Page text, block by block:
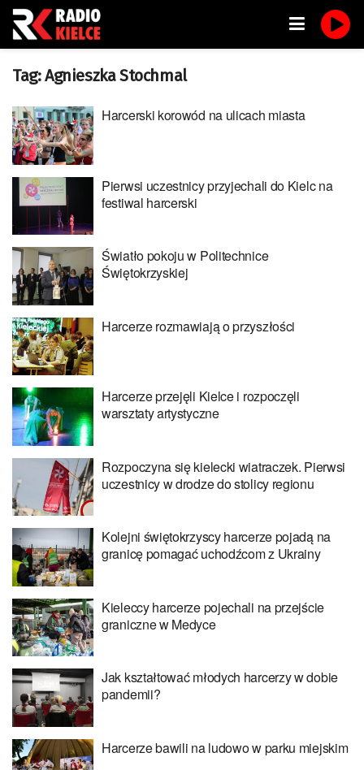
Tag:Agnieszka Stochmal
Harcerski korowód na ulicach miasta
Pierwsi uczestnicy przyjechali do Kielc na
festiwal harcerski
Światło pokoju w Politechnice
Świętokrzyskiej
Harcerze rozmawiają o przyszłości
Harcerze przejęli Kielce i rozpoczęli
warsztaty artystyczne
Rozpoczyna się kielecki wiatraczek. Pierwsi
uczestnicy w drodze do stolicy regionu
Kolejni świętokrzyscy harcerze pojadą na
granicę pomagać uchodźcom z Ukrainy
Kieleccy harcerze pojechali na przejście
graniczne w Medyce
Jak kształtować młodych harcerzy w dobie
pandemii?
Harcerze bawili na ludowo w parku miejskim